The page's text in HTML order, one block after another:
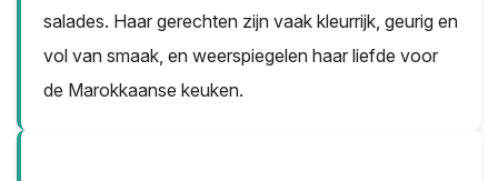
salades. Haar gerechten zijn vaak kleurrijk, geurig en
vol van smaak, en weerspiegelen haar liefde voor
de Marokkaanse keuken.